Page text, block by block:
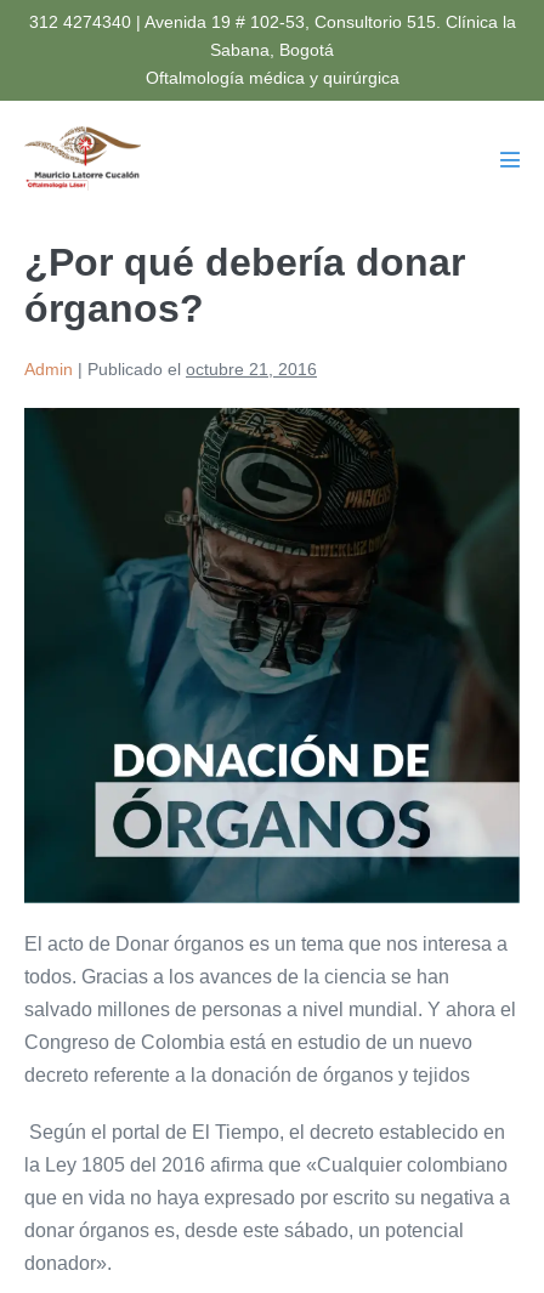
Saltar312 4274340 | Avenida 19 # 102-53, Consultorio 515. Clínica la
Sabana, Bogotá
Oftalmología médica y quirúrgica
¿Por qué debería donar
órganos?
Admin | Publicado el octubre 21, 2016
El acto de Donar órganos es un tema que nos interesa a
todos. Gracias a los avances de la ciencia se han
salvado millones de personas a nivel mundial. Y ahora el
Congreso de Colombia está en estudio de un nuevo
decreto referente a la donación de órganos y tejidos
Según el portal de El Tiempo, el decreto establecido en
la Ley 1805 del 2016 afirma que «Cualquier colombiano
que en vida no haya expresado por escrito su negativa a
donar órganos es, desde este sábado, un potencial
donador».